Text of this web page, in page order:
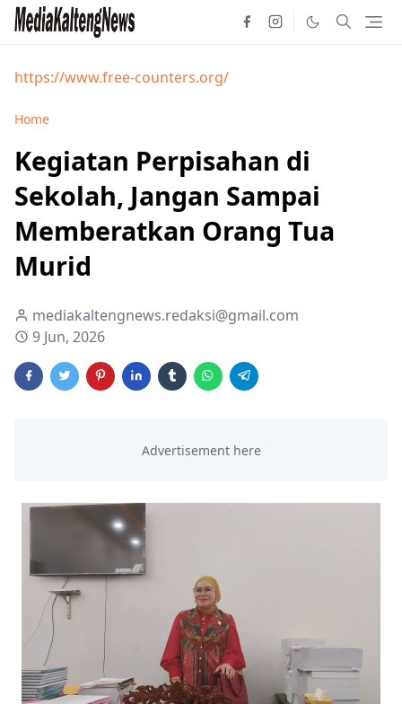
https://www.free-counters.org/
Home
Kegiatan Perpisahan di
Sekolah, Jangan Sampai
Memberatkan Orang Tua
Murid
mediakaltengnews.redaksi@gmail.com
9 Jun, 2026